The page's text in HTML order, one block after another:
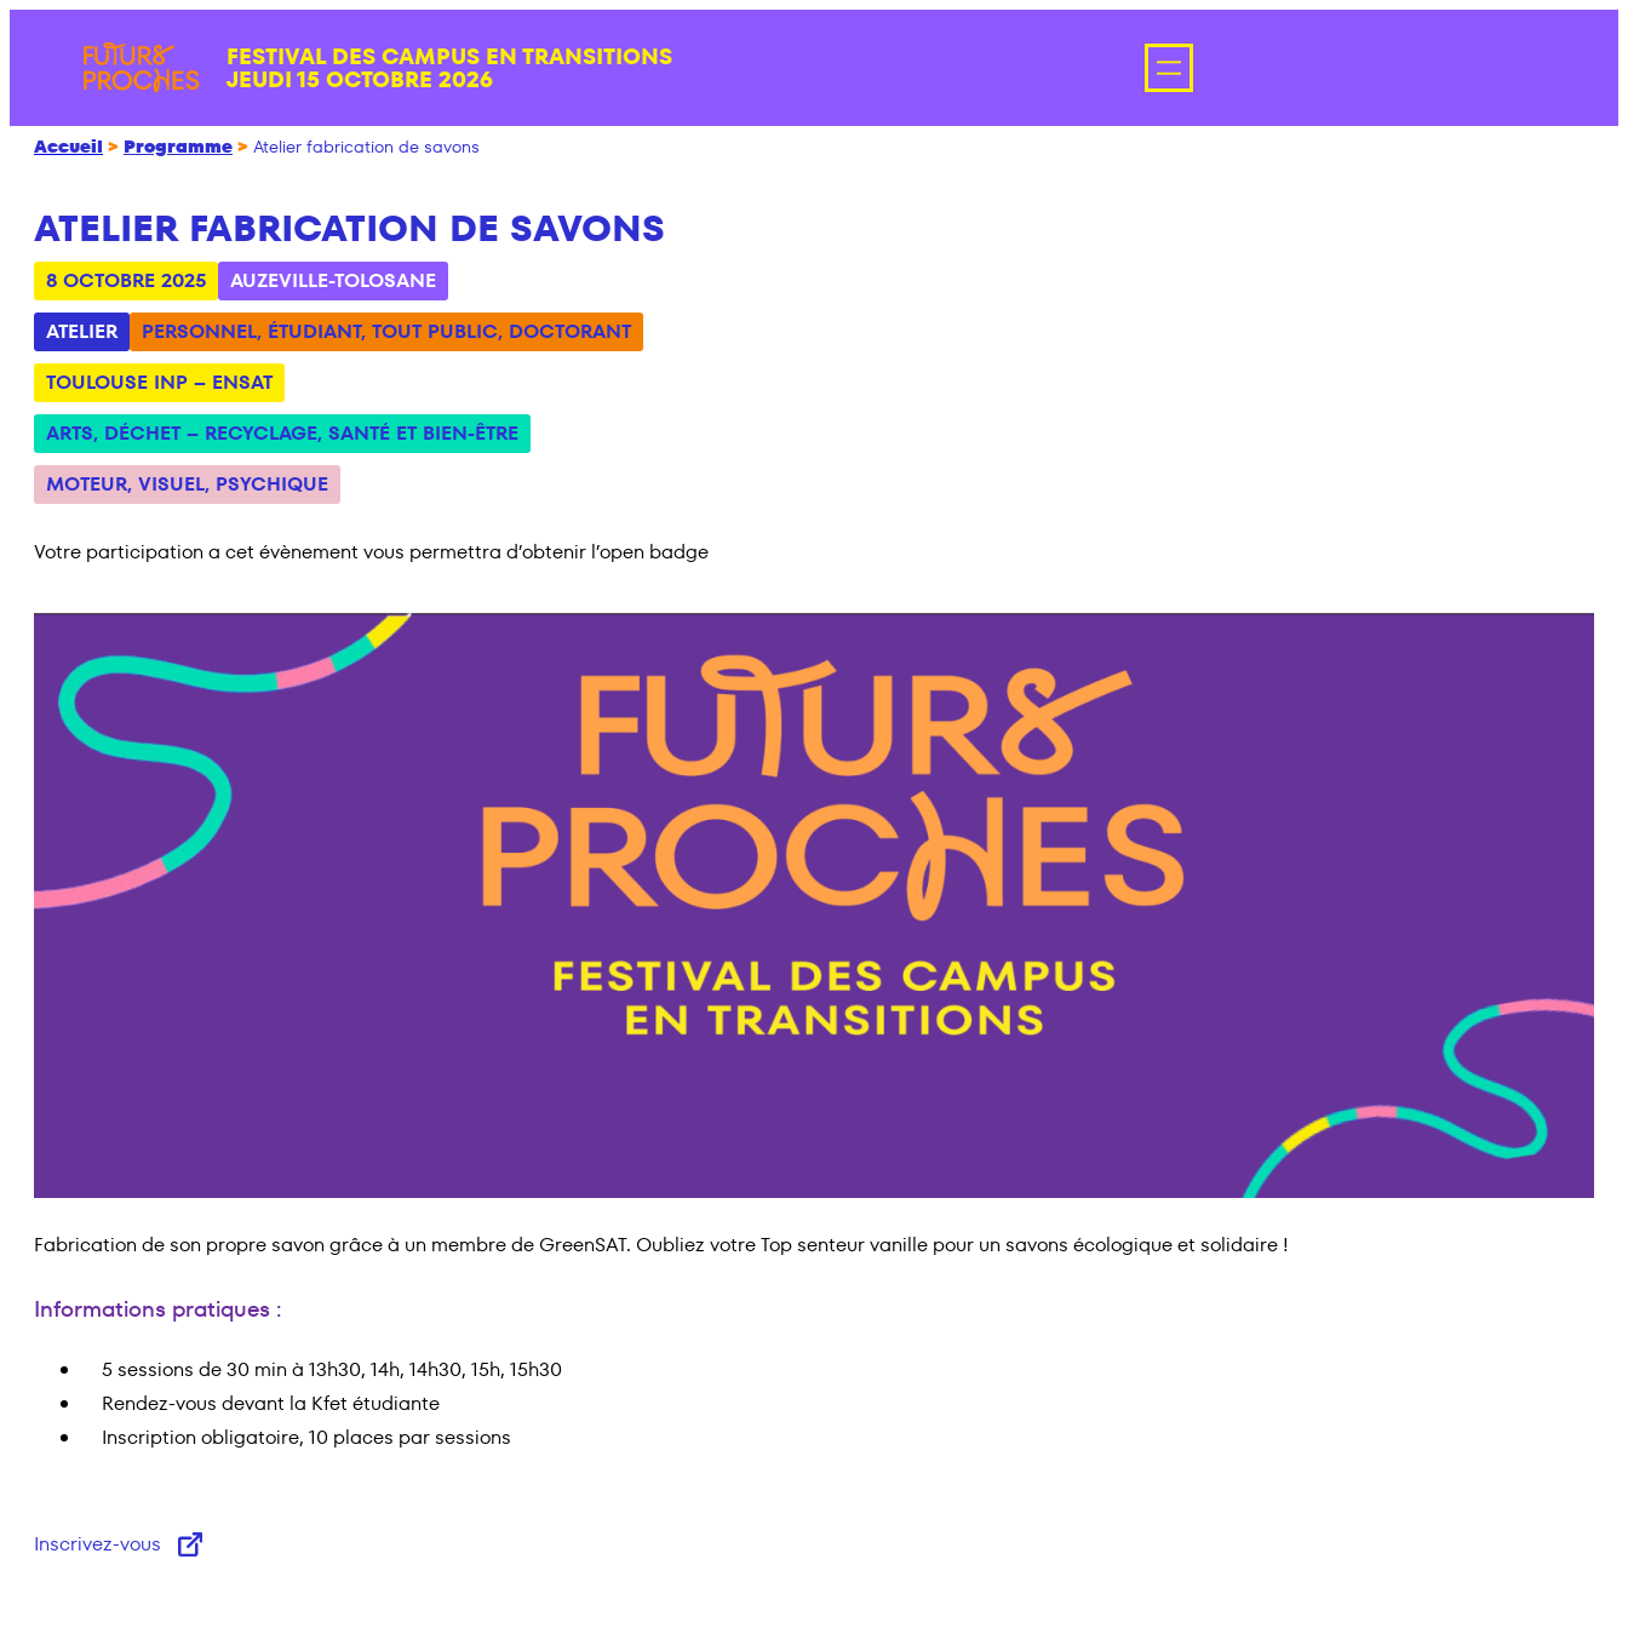
FESTIVAL DES CAMPUS EN TRANSITIONS
JEUDI 15 OCTOBRE 2026
Accueil > Programme > Atelier fabrication de savons
ATELIER FABRICATION DE SAVONS
8 OCTOBRE 2025
AUZEVILLE-TOLOSANE
ATELIER
PERSONNEL, ÉTUDIANT, TOUT PUBLIC, DOCTORANT
TOULOUSE INP – ENSAT
ARTS, DÉCHET – RECYCLAGE, SANTÉ ET BIEN-ÊTRE
MOTEUR, VISUEL, PSYCHIQUE
Votre participation a cet évènement vous permettra d’obtenir l’open badge
Fabrication de son propre savon grâce à un membre de GreenSAT. Oubliez votre Top senteur vanille pour un savons écologique et solidaire !
Informations pratiques :
5 sessions de 30 min à 13h30, 14h, 14h30, 15h, 15h30
Rendez-vous devant la Kfet étudiante
Inscription obligatoire, 10 places par sessions
Inscrivez-vous